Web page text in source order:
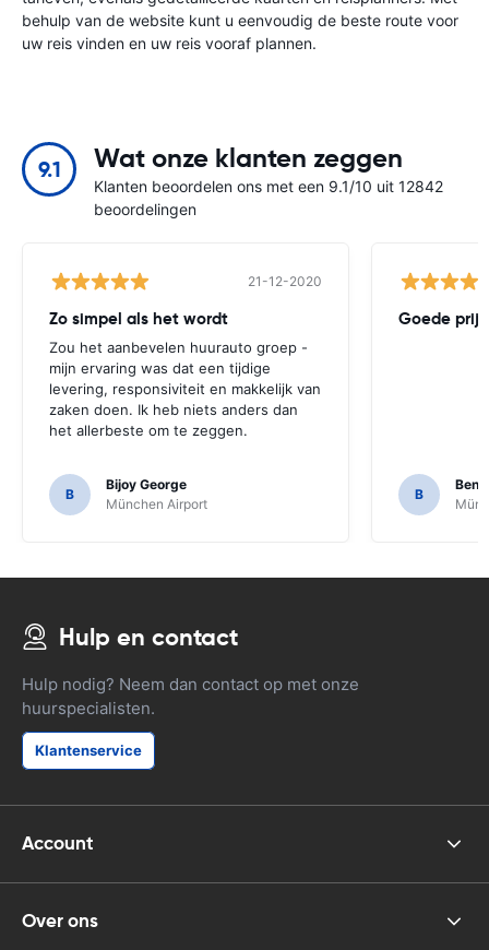
behulp van de website kunt u eenvoudig de beste route voor
uw reis vinden en uw reis vooraf plannen.
9.1 Wat onze klanten zeggen
Klanten beoordelen ons met een 9.1/10 uit 12842
beoordelingen
21-12-2020
Zo simpel als het wordt
Zou het aanbevelen huurauto groep -
mijn ervaring was dat een tijdige
levering, responsiviteit en makkelijk van
zaken doen. Ik heb niets anders dan
het allerbeste om te zeggen.
B
Bijoy George
München Airport
Goede
B
Hulp en contact
Hulp nodig? Neem dan contact op met onze
huurspecialisten.
Klantenservice
Account
Over ons